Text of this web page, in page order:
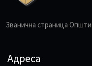
Званична страница
Адреса